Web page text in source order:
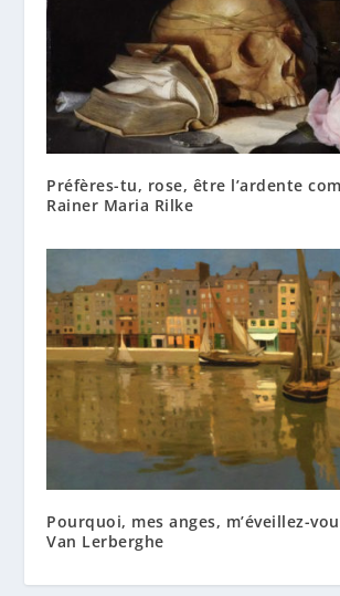
Préfères-tu, rose, être l’ardente
Rainer Maria Rilke
Pourquoi, mes anges, m’éveillez-
Van Lerberghe